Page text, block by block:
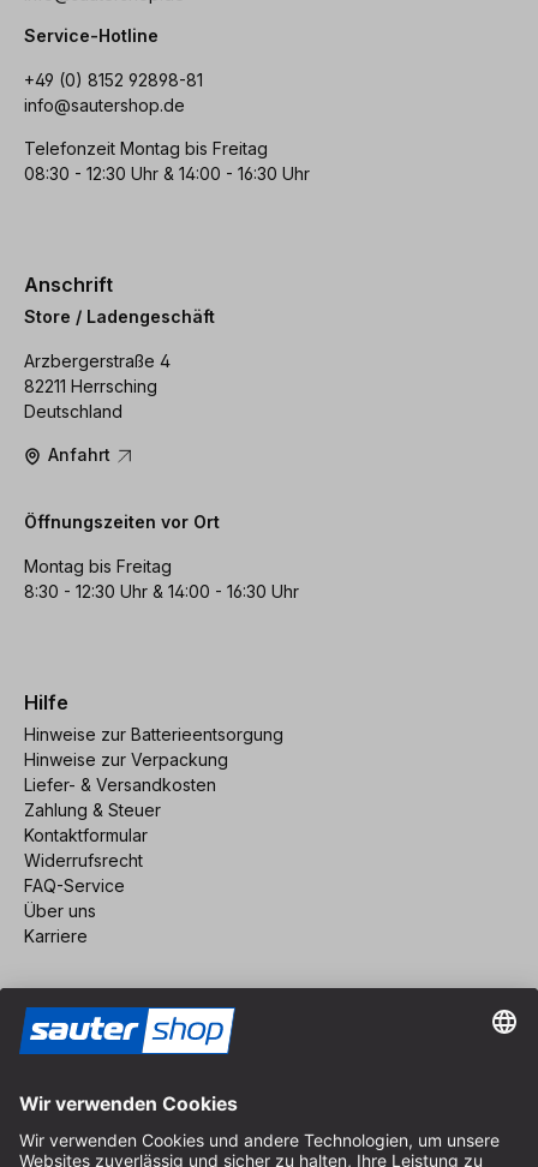
Service-Hotline
+49 (0) 8152 92898-81
info@sautershop.de
Telefonzeit Montag bis Freitag
08:30 - 12:30 Uhr & 14:00 - 16:30 Uhr
Anschrift
Store / Ladengeschäft
Arzbergerstraße 4
82211 Herrsching
Deutschland
Anfahrt
Öffnungszeiten vor Ort
Montag bis Freitag
8:30 - 12:30 Uhr & 14:00 - 16:30 Uhr
Hilfe
Hinweise zur Batterieentsorgung
Hinweise zur Verpackung
Liefer- & Versandkosten
Zahlung & Steuer
Kontaktformular
Widerrufsrecht
FAQ-Service
Über uns
Karriere
Impressum